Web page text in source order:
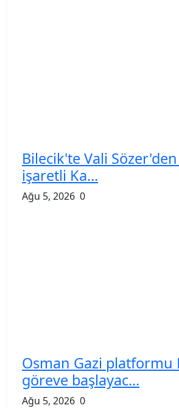
Bilecik'te Vali
işaretli Ka...
Ağu 5, 2026 0
Osman Gazi platformu
göreve başlayac...
Ağu 5, 2026 0